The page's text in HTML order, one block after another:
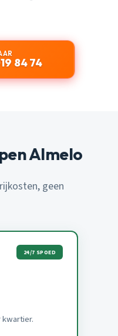
84 74
Almelo
geen
24/7 SPOED
kwartier.